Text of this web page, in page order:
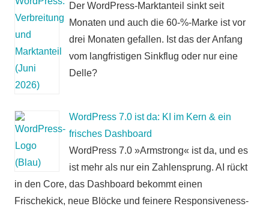
Der WordPress-Marktanteil sinkt seit
Monaten und auch die 60-%-Marke ist vor
drei Monaten gefallen. Ist das der Anfang
vom langfristigen Sinkflug oder nur eine
Delle?
WordPress 7.0 ist da: KI im Kern & ein
frisches Dashboard
WordPress 7.0 »Armstrong« ist da, und es
ist mehr als nur ein Zahlensprung. AI rückt
in den Core, das Dashboard bekommt einen
Frischekick, neue Blöcke und feinere Responsiveness-